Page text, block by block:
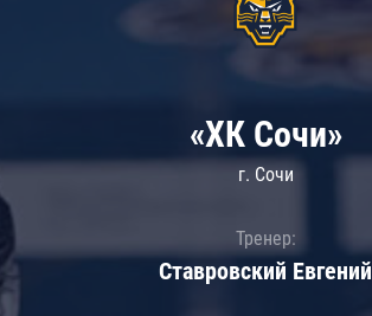
«ХК Сочи»
г. Сочи
Тренер:
Ставровский Евгений